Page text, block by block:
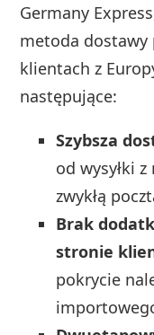
Germany
metoda dostawy
klientach z
następujące:
Szybsza
od wysyłki
zwykłą
Brak
stronie
pokrycie